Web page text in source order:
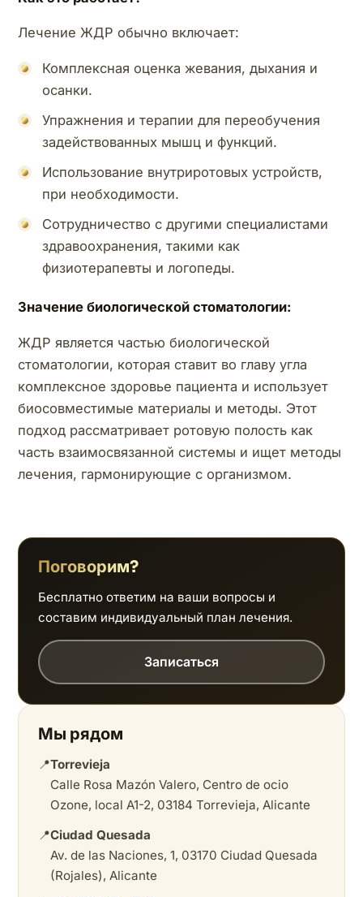
Лечение ЖДР обычно включает:
Комплексная оценка жевания, дыхания и
осанки.
Упражнения и терапии для переобучения
задействованных мышц и функций.
Использование внутриротовых устройств,
при необходимости.
Сотрудничество с другими специалистами
здравоохранения, такими как
физиотерапевты и логопеды.
Значение биологической стоматологии:
ЖДР является частью биологической
стоматологии, которая ставит во главу угла
комплексное здоровье пациента и использует
биосовместимые материалы и методы. Этот
подход рассматривает ротовую полость как
часть взаимосвязанной системы и ищет методы
лечения, гармонирующие с организмом.
Поговорим?
Бесплатно ответим на ваши вопросы и
составим индивидуальный план лечения.
Записаться
Мы рядом
📍Torrevieja
Calle Rosa Mazón Valero, Centro de ocio
Ozone, local A1-2, 03184 Torrevieja, Alicante
📍Ciudad Quesada
Av. de las Naciones, 1, 03170 Ciudad Quesada
(Rojales), Alicante